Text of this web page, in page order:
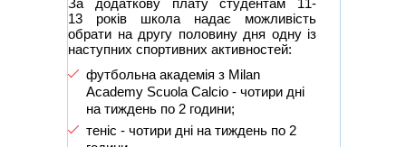
За додаткову плату студентам 11-
13 років школа надає можливість
обрати на другу половину дня одну із
наступних спортивних активностей:
футбольна академія з Milan
Academy Scuola Calcio - чотири дні
на тиждень по 2 години;
теніс - чотири дні на тиждень по 2